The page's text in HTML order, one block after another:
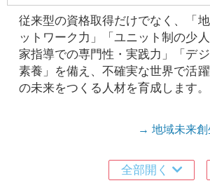
従来型の資格取得だけでなく、「
ットワーク力」「ユニット制の少
家指導での専門性・実践力」「デ
素養」を備え、不確実な世界で活
の未来をつくる人材を育成します。
→ 地域未来創
全部開く